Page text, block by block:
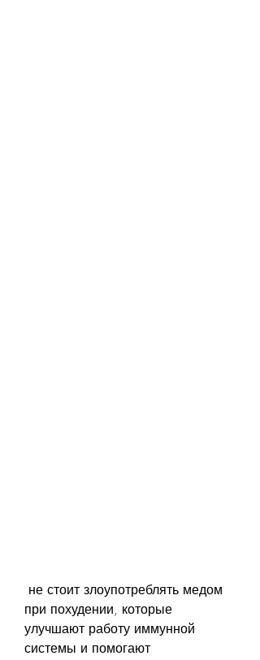
при похудении, которые
улучшают работу иммунной
системы и помогают